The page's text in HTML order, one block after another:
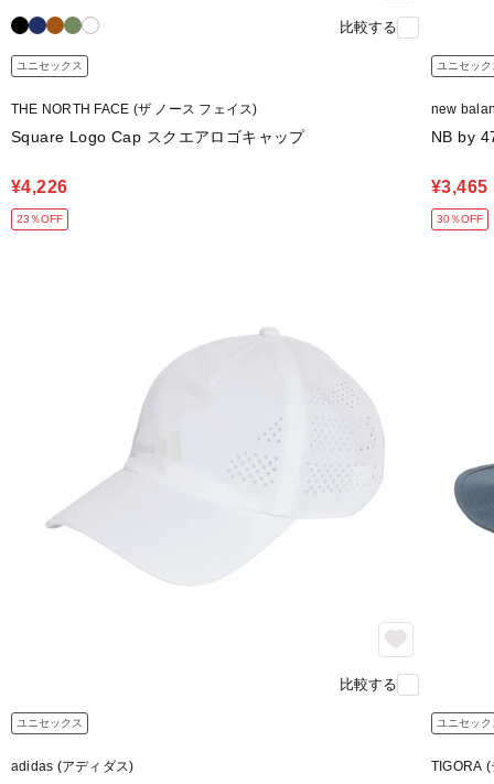
比較する
ユニセックス
THE NORTH FACE (ザ ノース フェイス)
Square Logo Cap スクエアロゴキャップ
¥4,226
23％OFF
ユニセック
new
NB by
¥3,465
30％OFF
比較する
ユニセックス
adidas (アディダス)
ユニセック
TIGORA